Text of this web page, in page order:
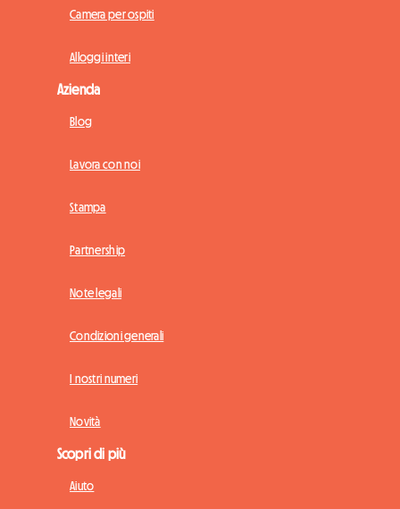
Camera per ospiti
Alloggi interi
Azienda
Blog
Lavora con noi
Stampa
Partnership
Note legali
Condizioni generali
I nostri numeri
Novità
Scopri di più
Aiuto